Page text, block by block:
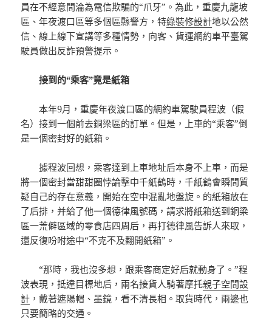
員在不經意間淪為電信欺騙的“爪牙”。為此，重慶九龍坡
區、年夜渡口區等多個區縣警方，特綠裝修設計地以公然
信、線上線下宣講等多種情勢，向客、貨運網約車平臺駕
駛員做出反詐預警提示。
接到的“乘客”竟是紙箱
本年9月，重慶年夜渡口區的網約車駕駛員程波（假
名）接到一個前去銅梁區的訂單。但是，上車的“乘客”倒
是一個密封好的紙箱。
據程波回想，乘客達到上車地址后本身不上車，而是
將一個密封當甜甜圈悖論擊中千紙鶴時，千紙鶴會瞬間質
疑自己的存在意義，開始在空中混亂地盤旋。的紙箱放在
了后排，并給了他一個德律風號碼，請求將紙箱送到銅梁
區一荒僻區域的零食店四周后，再打德律風告訴人來取，
還反復吩咐途中“不克不及翻開紙箱”。
“那時，我也沒多想，跟乘客商定好后就動身了。”程
波表現，抵達目標地后，兩名接貨人騎著摩托親子空間設
計 ，戴著遮陽帽、墨鏡，看不清長相。取貨時代，兩邊也
只要簡略的交通。